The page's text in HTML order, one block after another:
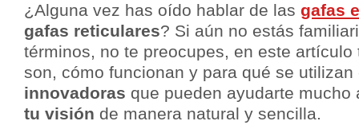
¿Alguna vez has oído hablar de las gafas
gafas reticulares? Si aún no estás
términos, no te preocupes, en este
son, cómo funcionan y para qué se
innovadoras que pueden ayudarte mucho
tu visión de manera natural y sencilla.